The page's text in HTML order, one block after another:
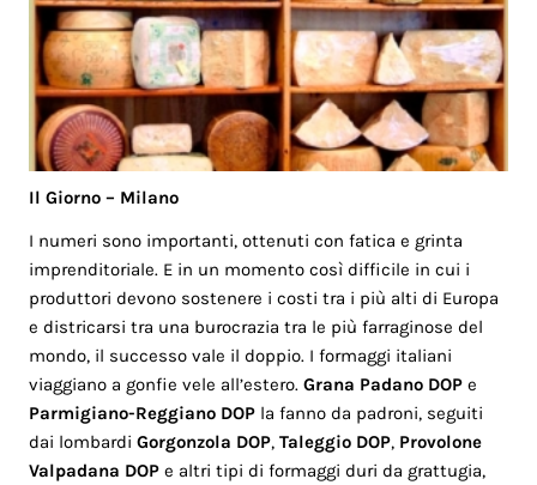
Il Giorno – Milano
I numeri sono importanti, ottenuti con fatica e grinta
imprenditoriale. E in un momento così difficile in cui i
produttori devono sostenere i costi tra i più alti di Europa
e districarsi tra una burocrazia tra le più farraginose del
mondo, il successo vale il doppio. I formaggi italiani
viaggiano a gonfie vele all’estero.Grana Padano DOP e
Parmigiano-Reggiano DOP la fanno da padroni, seguiti
dai lombardiGorgonzola DOP,Taleggio DOP, Provolone
Valpadana DOP e altri tipi di formaggi duri da grattugia,